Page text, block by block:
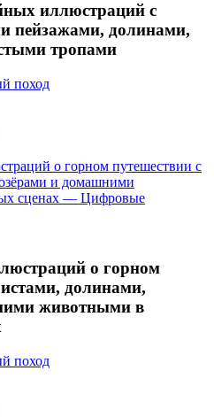
иллюстраций с
пейзажами, долинами,
тропами
поход
о горном
долинами,
животными в
поход